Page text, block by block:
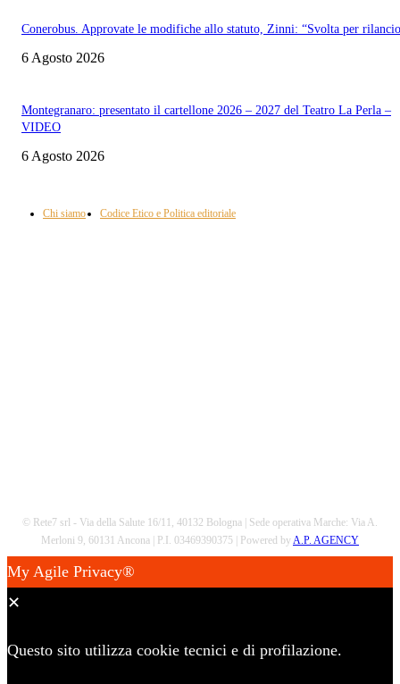
Conerobus. Approvate le modifiche allo statuto, Zinni: “Svolta per
6 Agosto 2026
Montegranaro: presentato il cartellone 2026 – 2027 del Teatro La Perla –
VIDEO
6 Agosto 2026
Chi siamo Codice Etico e Politica editoriale
© Rete7 srl - Via della Salute 16/11, 40132 Bologna | Sede operativa Marche: Via A.
Merloni 9, 60131 Ancona | P.I. 03469390375 | Powered by A.P. AGENCY
My Agile Privacy®
✕
Questo sito utilizza cookie tecnici e di profilazione.